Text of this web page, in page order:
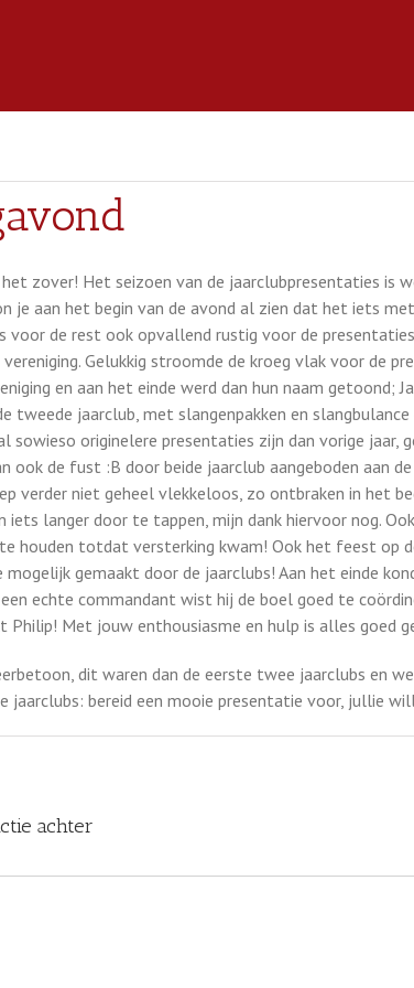
zover! Het seizoen van de jaarclubpresentaties is
je aan het begin van de avond al zien dat het iets
voor de rest ook opvallend rustig voor de
vereniging. Gelukkig stroomde de kroeg vlak voor de
en aan het einde werd dan hun naam
tweede jaarclub, met slangenpakken en
sowieso originelere presentaties zijn dan vorige jaar,
ook de fust :B door beide jaarclub aangeboden aan
verder niet geheel vlekkeloos, zo ontbraken in het
iets langer door te tappen, mijn dank hiervoor nog.
houden totdat versterking kwam! Ook het feest op
gemaakt door de jaarclubs! Aan het einde
een echte commandant wist hij de boel goed te
Philip! Met jouw enthousiasme en hulp is alles goed
dit waren dan de eerste twee jaarclubs en
jaarclubs: bereid een mooie presentatie voor, jullie
achter